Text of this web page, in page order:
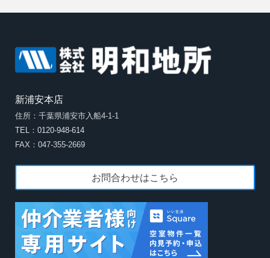
新浦安本店
住所：千葉県浦安市入船4-1-1
TEL：0120-948-614
FAX：047-355-2669
お問合わせはこちら